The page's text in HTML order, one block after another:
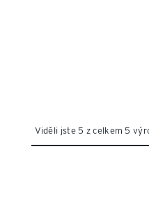
Viděli jste 5 z celkem 5